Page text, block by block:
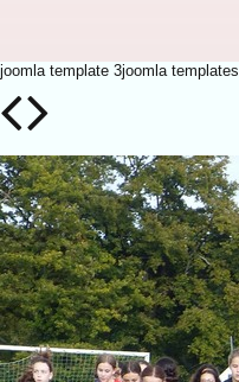
joomla template 3joomla templates